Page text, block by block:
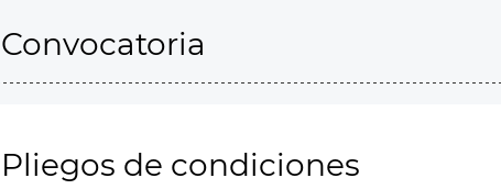
Convocatoria
Pliegos de condiciones